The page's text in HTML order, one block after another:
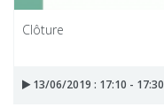
Clôture
13/06/2019 : 17:10 - 17:30